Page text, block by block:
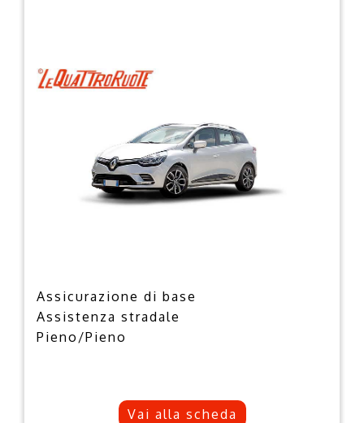
Assicurazione di base
Assistenza stradale
Pieno/Pieno
Vai alla scheda